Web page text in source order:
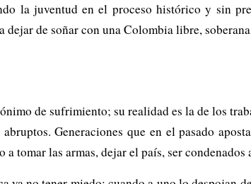
la juventud en el proceso histórico y sin
de soñar con una Colombia libre,
de sufrimiento; su realidad es la de los
Generaciones que en el pasado
tomar las armas, dejar el país, ser